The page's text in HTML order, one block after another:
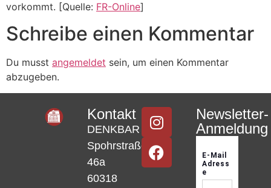
vorkommt. [Quelle: FR-Online]
Schreibe einen Kommentar
Du musst angemeldet sein, um einen Kommentar
abzugeben.
Kontakt
DENKBAR
Spohrstraße
46a
60318
Newsletter-
Anmeldung